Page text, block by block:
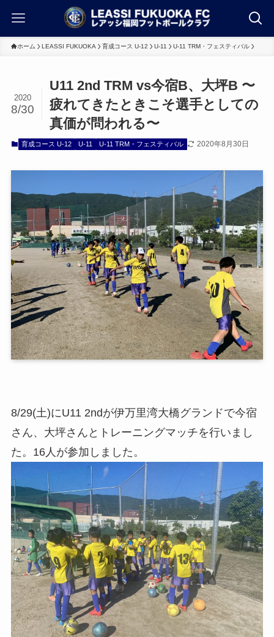
ホーム LEASSI FUKUOKA 育成コース U-12 U-11 U-11 TRM・フェスティバル
U11 2nd TRM vs今宿B、大坪B 〜
疲れてきたときこそ選手としての
真価が問われる〜
2020
8/30
育成コース U-12 U-11 U-11 TRM・フェスティバル 2020年8月30日
8/29(土)にU11 2ndが伊万里湾大橋グランドで今宿
さん、大坪さんとトレーニングマッチを行いまし
た。16人が参加しました。